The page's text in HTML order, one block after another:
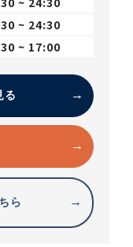
~ 24:30
~ 17:00
る
ら